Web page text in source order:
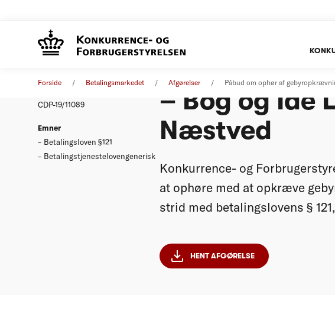
Forside Betalingsmarkedet Afgørelser Påbud om ophør af
CDP-19/11089
Emner
Betalingsloven §121
Betalingstjenestelovengenerisk
– Bog og Idé
Næstved
Konkurrence- og
at ophøre med at opkræve
strid med betalingslovens §
HENT AFGØRELSE